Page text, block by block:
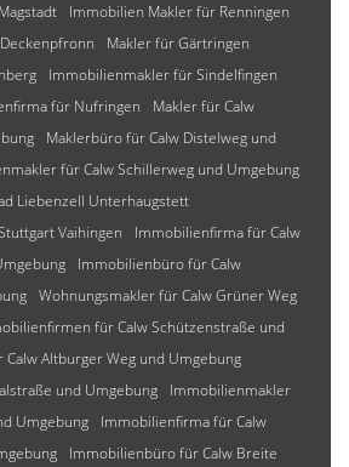
Immobilien Makler für Renningen
Makler für Gärtringen
Immobilienmakler für Sindelfingen
für Nufringen
Makler für Calw
Maklerbüro für Calw Distelweg und
für Calw Schillerweg und Umgebung
Liebenzell Unterhaugstett
Vaihingen
Immobilienfirma für Calw
Immobilienbüro für Calw
Wohnungsmakler für Calw Grüner Weg
für Calw Schützenstraße und
Calw Altburger Weg und Umgebung
und Umgebung
Immobilienmakler
Umgebung
Immobilienfirma für Calw
Immobilienbüro für Calw Breite